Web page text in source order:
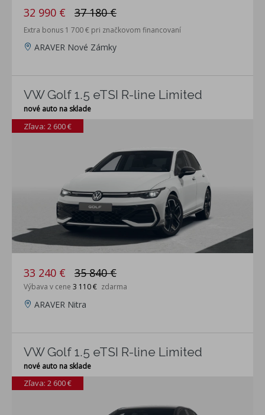
32 990 € 37 180 €
Extra bonus 1 700 € pri značkovom financovaní
ARAVER Nové Zámky
VW Golf 1.5 eTSI R-line Limited
nové auto na sklade
Zľava: 2 600 €
33 240 € 35 840 €
Výbava v cene 3 110 € zdarma
ARAVER Nitra
VW Golf 1.5 eTSI R-line Limited
nové auto na sklade
Zľava: 2 600 €